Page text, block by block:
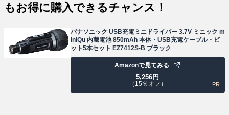
もお得に購入できるチャンス！
パナソニック USB充電ミニドライバー 3.7V ミニック m
iniQu 内蔵電池 850mAh 本体・USB充電ケーブル・ビ
ット5本セット EZ7412S-B ブラック
5,256円
（15％オフ）
Amazonで見てみる
PR